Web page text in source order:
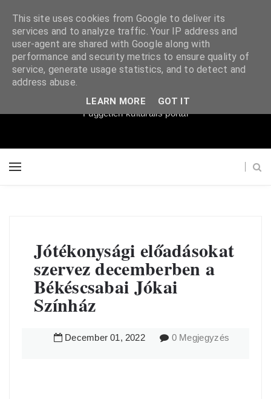
Súgópéldány
Független kulturális portál
Jótékonysági előadásokat
szervez decemberben a
Békéscsabai Jókai
Színház
December 01, 2022 0 Megjegyzés
This site uses cookies from Google to deliver its
services and to analyze traffic. Your IP address and
user-agent are shared with Google along with
performance and security metrics to ensure quality of
service, generate usage statistics, and to detect and
address abuse.
LEARN MORE GOT IT